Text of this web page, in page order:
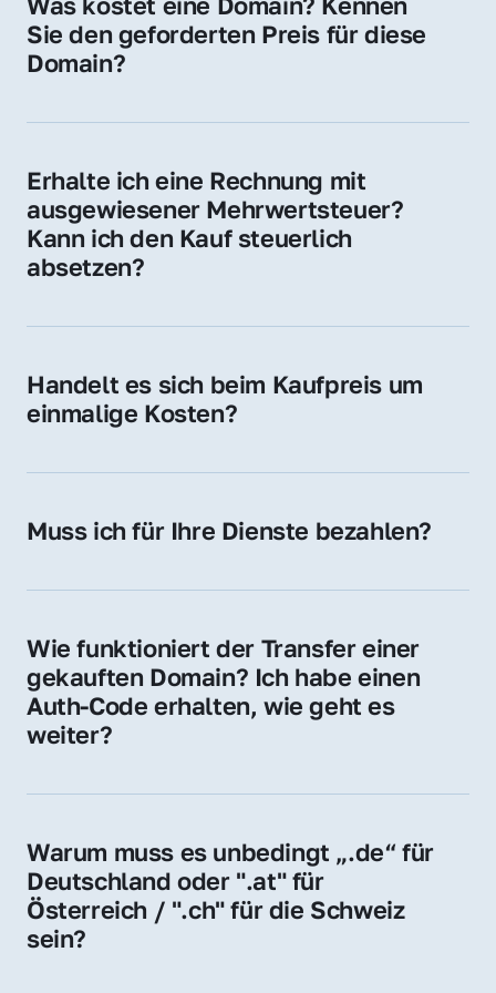
Adressen oder als digitale Investition.
Sie den geforderten Preis für diese
Domain?
Domain liegt ein konkreter Kaufpreis vor –
unverbindliches Angebot.
Erhalte ich eine Rechnung mit
ausgewiesener Mehrwertsteuer?
Kann ich den Kauf steuerlich
absetzen?
Für Unternehmen ist der Kauf in der Regel
Handelt es sich beim Kaufpreis um
einmalige Kosten?
späteren Betrieb der Domain (z. B. beim
Gebühren an. Diese bewegen sich für .de
Muss ich für Ihre Dienste bezahlen?
der Domain – ohne zusätzliche Vermittlungs-
Wie funktioniert der Transfer einer
gekauften Domain? Ich habe einen
Auth-Code erhalten, wie geht es
weiter?
Provider, die Domain zu übernehmen. Gerne
schnellen Prozess.
Warum muss es unbedingt „.de“ für
Deutschland oder ".at" für
Österreich / ".ch" für die Schweiz
sein?